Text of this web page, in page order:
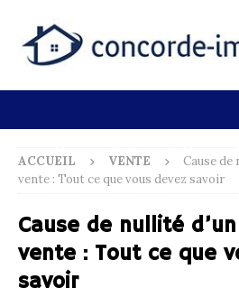
ACCUEIL VENTE
Cause de
vente : Tout ce que vous devez savoir
Cause de nullité
vente : Tout ce que
savoir